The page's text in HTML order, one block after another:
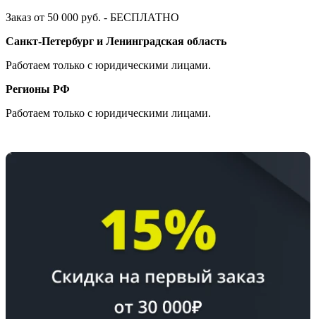
Заказ от 50 000 руб. - БЕСПЛАТНО
Санкт-Петербург и Ленинградская область
Работаем только с юридическими лицами.
Регионы РФ
Работаем только с юридическими лицами.